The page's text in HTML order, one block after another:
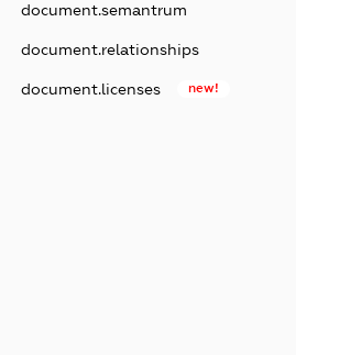
document.semantrum
document.relationships
document.licenses new!